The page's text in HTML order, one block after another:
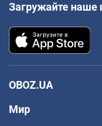
Загружайте наше
OBOZ.UA
Мир